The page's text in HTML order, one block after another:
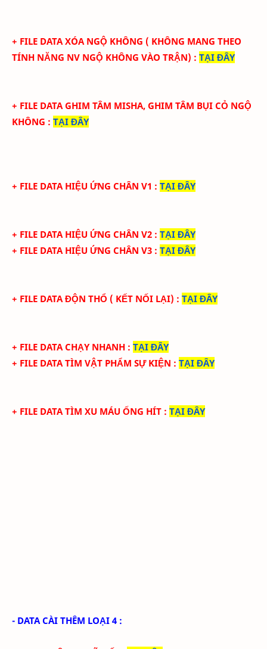
+ FILE DATA XÓA NGỘ KHÔNG ( KHÔNG MANG THEO
TÍNH NĂNG NV NGỘ KHÔNG VÀO TRẬN) : TẠI ĐÂY
+ FILE DATA GHIM TÂM MISHA, GHIM TÂM BỤI CỎ NGỘ
KHÔNG : TẠI ĐÂY
+ FILE DATA HIỆU ỨNG CHÂN V1 : TẠI ĐÂY
+ FILE DATA HIỆU ỨNG CHÂN V2 : TẠI ĐÂY
+ FILE DATA HIỆU ỨNG CHÂN V3 : TẠI ĐÂY
+ FILE DATA ĐỘN THỔ ( KẾT NỐI LẠI) : TẠI ĐÂY
+ FILE DATA CHẠY NHANH : TẠI ĐÂY
+ FILE DATA TÌM VẬT PHẨM SỰ KIỆN : TẠI ĐÂY
+ FILE DATA TÌM XU MÁU ỐNG HÍT : TẠI ĐÂY
- DATA CÀI THÊM LOẠI 4 :